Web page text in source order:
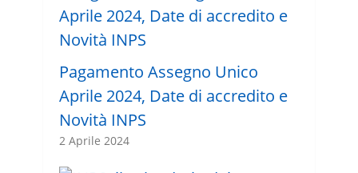
Pagamento Assegno Unico
Aprile 2024, Date di accredito e
Novità INPS
2 Aprile 2024